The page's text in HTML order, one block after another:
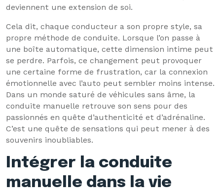
deviennent une extension de soi.
Cela dit, chaque conducteur a son propre style, sa
propre méthode de conduite. Lorsque l’on passe à
une boîte automatique, cette dimension intime peut
se perdre. Parfois, ce changement peut provoquer
une certaine forme de frustration, car la connexion
émotionnelle avec l’auto peut sembler moins intense.
Dans un monde saturé de véhicules sans âme, la
conduite manuelle retrouve son sens pour des
passionnés en quête d’authenticité et d’adrénaline.
C’est une quête de sensations qui peut mener à des
souvenirs inoubliables.
Intégrer la conduite
manuelle dans la vie